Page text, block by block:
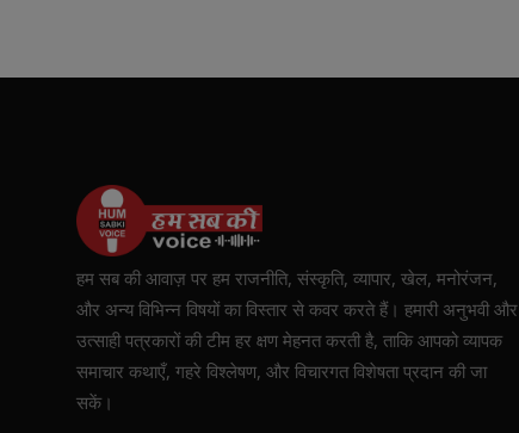
हम सब की आवाज़ पर हम राजनीति, संस्कृति, व्यापार, खेल, मनोरंजन,
और अन्य विभिन्न विषयों का विस्तार से कवर करते हैं। हमारी अनुभवी और
उत्साही पत्रकारों की टीम हर क्षण मेहनत करती है, ताकि आपको व्यापक
समाचार कथाएँ, गहरे विश्लेषण, और विचारगत विशेषता प्रदान की जा
सकें।